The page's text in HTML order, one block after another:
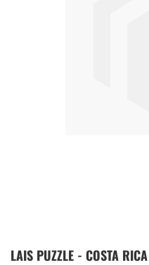
Anfang
LAIS PUZZLE - COSTA